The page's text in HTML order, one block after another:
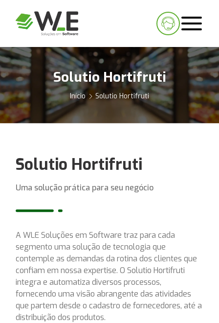
Solutio Hortifruti
Início Solutio Hortifruti
Solutio Hortifruti
Uma solução prática para seu negócio
A WLE Soluções em Software traz para cada
segmento uma solução de tecnologia que
contemple as demandas da rotina dos clientes que
confiam em nossa expertise. O Solutio Hortifruti
integra e automatiza diversos processos,
fornecendo uma visão abrangente das atividades
que partem desde o cadastro de fornecedores, até a
distribuição dos produtos.